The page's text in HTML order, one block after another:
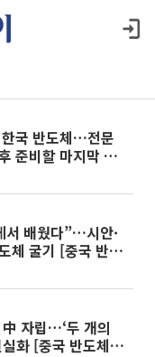
국 반도체…전문
준비할 마지막 기
서 배웠다”…시안·
체 굴기 [중국 반도
자립…‘두 개의
화 [중국 반도체